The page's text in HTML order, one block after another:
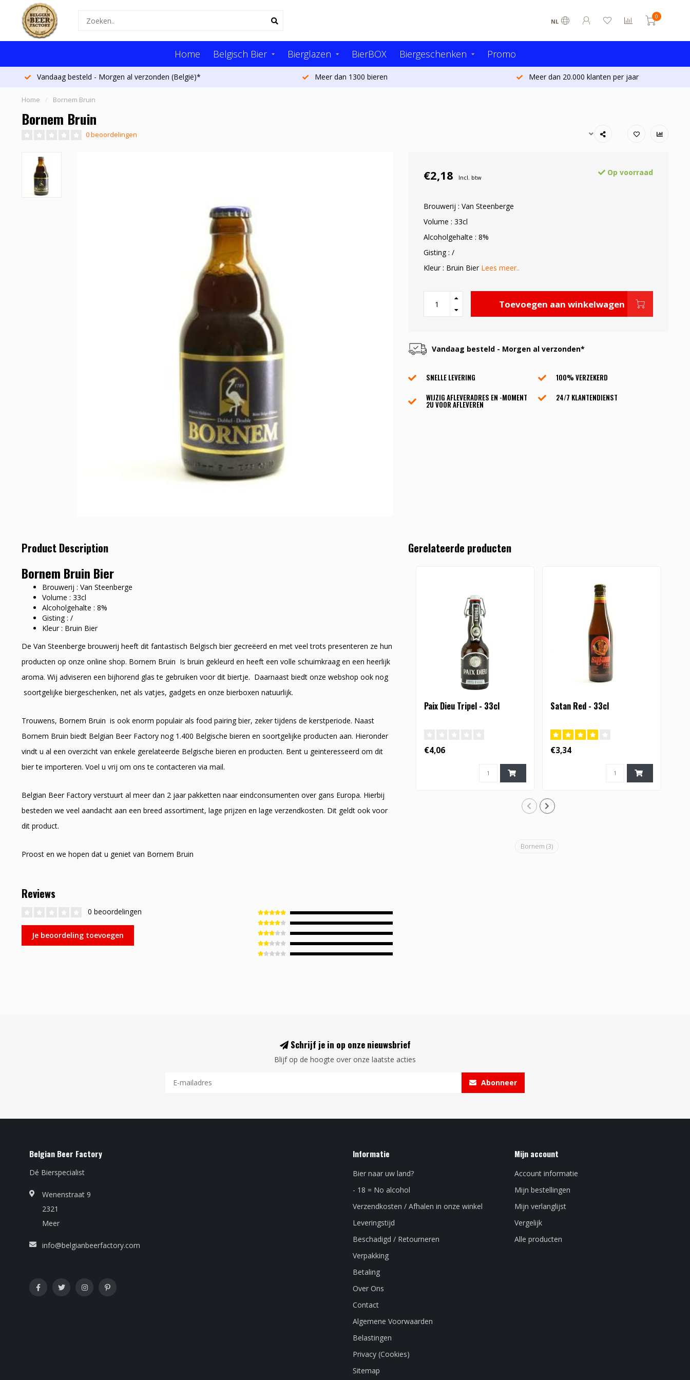
NL
0
Home Belgisch Bier Bierglazen BierBOX Biergeschenken Promo
Vandaag besteld - Morgen al verzonden (België)* Meer dan 1300 bieren Meer dan 20.000 klanten per jaar
Home / Bornem Bruin
Bornem Bruin
0 beoordelingen
€2,18 Incl. btw
Op voorraad
Brouwerij : Van Steenberge
Volume : 33cl
Alcoholgehalte : 8%
Gisting : /
Kleur : Bruin Bier Lees meer..
Toevoegen aan winkelwagen
Vandaag besteld - Morgen al verzonden*
SNELLE LEVERING
100% VERZEKERD
WIJZIG AFLEVERADRES EN -MOMENT
2U VOOR AFLEVEREN
24/7 KLANTENDIENST
Product Description
Bornem Bruin Bier
Brouwerij : Van Steenberge
Volume : 33cl
Alcoholgehalte : 8%
Gisting : /
Kleur : Bruin Bier
De Van Steenberge brouwerij heeft dit fantastisch Belgisch bier gecreëerd en met veel trots presenteren ze hun
producten op onze online shop. Bornem Bruin Is bruin gekleurd en heeft een volle schuimkraag en een heerlijk
aroma. Wij adviseren een bijhorend glas te gebruiken voor dit biertje. Daarnaast biedt onze webshop ook nog
soortgelijke biergeschenken, net als vatjes, gadgets en onze bierboxen natuurlijk.
Trouwens, Bornem Bruin is ook enorm populair als food pairing bier, zeker tijdens de kerstperiode. Naast
Bornem Bruin biedt Belgian Beer Factory nog 1.400 Belgische bieren en soortgelijke producten aan. Hieronder
vindt u al een overzicht van enkele gerelateerde Belgische bieren en producten. Bent u geinteresseerd om dit
bier te importeren. Voel u vrij om ons te contacteren via mail.
Belgian Beer Factory verstuurt al meer dan 2 jaar pakketten naar eindconsumenten over gans Europa. Hierbij
besteden we veel aandacht aan een breed assortiment, lage prijzen en lage verzendkosten. Dit geldt ook voor
dit product.
Proost en we hopen dat u geniet van Bornem Bruin
Reviews
0 beoordelingen
Je beoordeling toevoegen
Gerelateerde producten
Paix Dieu Tripel - 33cl
€4,06
Satan Red - 33cl
€3,34
Bornem(3)
Schrijf je in op onze nieuwsbrief
Blijf op de hoogte over onze laatste acties
Abonneer
Belgian Beer Factory
Dé Bierspecialist
Wenenstraat 9
2321
Meer
info@belgianbeerfactory.com
Informatie
Bier naar uw land?
- 18 = No alcohol
Verzendkosten / Afhalen in onze winkel
Leveringstijd
Beschadigd / Retourneren
Verpakking
Betaling
Over Ons
Contact
Algemene Voorwaarden
Belastingen
Privacy (Cookies)
Sitemap
Mijn account
Account informatie
Mijn bestellingen
Mijn verlanglijst
Vergelijk
Alle producten